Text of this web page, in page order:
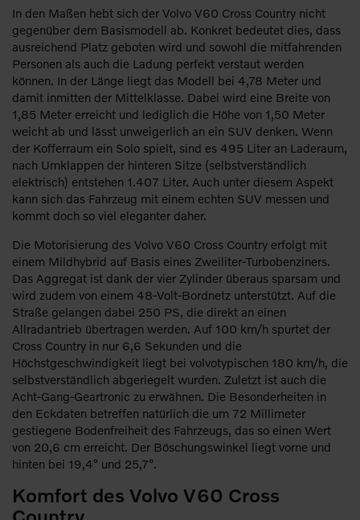
In den Maßen hebt sich der Volvo V60 Cross Country nicht
gegenüber dem Basismodell ab. Konkret bedeutet dies, dass
ausreichend Platz geboten wird und sowohl die mitfahrenden
Personen als auch die Ladung perfekt verstaut werden
können. In der Länge liegt das Modell bei 4,78 Meter und
damit inmitten der Mittelklasse. Dabei wird eine Breite von
1,85 Meter erreicht und lediglich die Höhe von 1,50 Meter
weicht ab und lässt unweigerlich an ein SUV denken. Wenn
der Kofferraum ein Solo spielt, sind es 495 Liter an Laderaum,
nach Umklappen der hinteren Sitze (selbstverständlich
elektrisch) entstehen 1.407 Liter. Auch unter diesem Aspekt
kann sich das Fahrzeug mit einem echten SUV messen und
kommt doch so viel eleganter daher.
Die Motorisierung des Volvo V60 Cross Country erfolgt mit
einem Mildhybrid auf Basis eines Zweiliter-Turbobenziners.
Das Aggregat ist dank der vier Zylinder überaus sparsam und
wird zudem von einem 48-Volt-Bordnetz unterstützt. Auf die
Straße gelangen dabei 250 PS, die direkt an einen
Allradantrieb übertragen werden. Auf 100 km/h spurtet der
Cross Country in nur 6,6 Sekunden und die
Höchstgeschwindigkeit liegt bei volvotypischen 180 km/h, die
selbstverständlich abgeriegelt wurden. Zuletzt ist auch die
Acht-Gang-Geartronic zu erwähnen. Die Besonderheiten in
den Eckdaten betreffen natürlich die um 72 Millimeter
gestiegene Bodenfreiheit des Fahrzeugs, das so einen Wert
von 20,6 cm erreicht. Der Böschungswinkel liegt vorne und
hinten bei 19,4° und 25,7°.
Komfort des Volvo V60 Cross
Country